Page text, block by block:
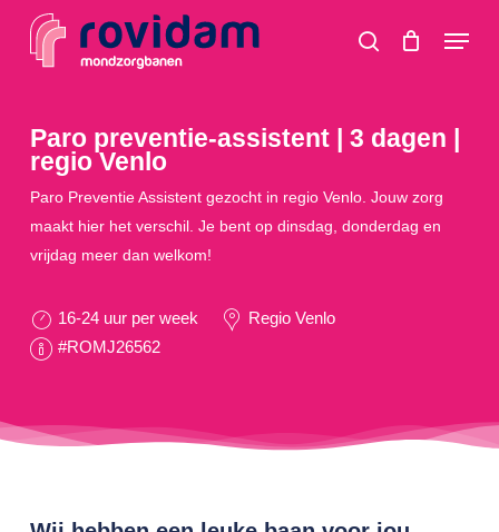
search
Menu
Paro preventie-assistent | 3 dagen |
regio Venlo
Paro Preventie Assistent gezocht in regio Venlo. Jouw zorg
maakt hier het verschil. Je bent op dinsdag, donderdag en
vrijdag meer dan welkom!
16-24 uur per week
Regio Venlo
#ROMJ26562